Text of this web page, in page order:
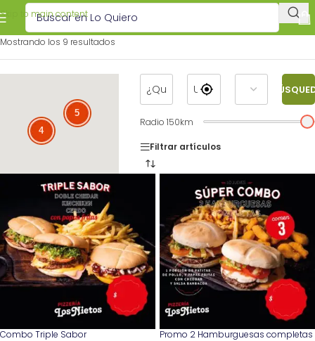
Skip to main content
Mostrando los 9 resultados
5
4
Radio150km
Filtrar artículos
Combo Triple Sabor Promo 2 Hamburguesas completas